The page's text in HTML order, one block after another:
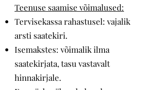
Teenuse saamise võimalused:
Tervisekassa rahastusel: vajalik
arsti saatekiri.
Isemakstes: võimalik ilma
saatekirjata, tasu vastavalt
hinnakirjale.